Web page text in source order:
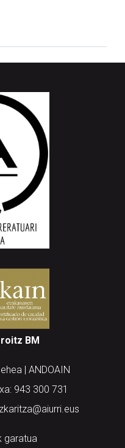
BM
| ANDOAIN
943 300 731
garatua